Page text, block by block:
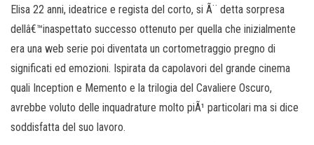
Elisa 22 anni, ideatrice e regista del corto, si Ã¨ detta sorpresa
dellâ€™inaspettato successo ottenuto per quella che inizialmente
era una web serie poi diventata un cortometraggio pregno di
significati ed emozioni. Ispirata da capolavori del grande cinema
quali Inception e Memento e la trilogia del Cavaliere Oscuro,
avrebbe voluto delle inquadrature molto piÃ¹ particolari ma si dice
soddisfatta del suo lavoro.